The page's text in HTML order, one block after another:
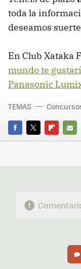
toda la
deseamos
En Club Xataka
mundo te
Panasonic
FACEBOOK
TWITTERFLIPBOARD
E-
TEMAS